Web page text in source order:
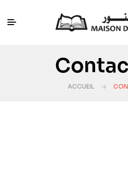
ACCUEIL